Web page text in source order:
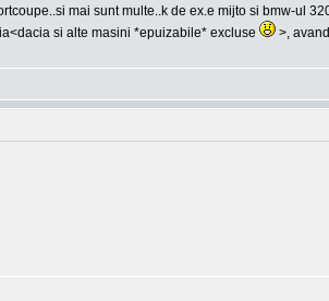
mai sunt multe..k de ex.e mijto si bmw-ul
si alte masini *epuizabile* excluse >,